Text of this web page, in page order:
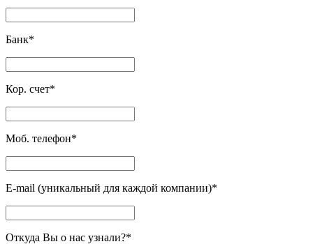
Банк*
Кор. счет*
Моб. телефон*
E-mail (уникальный для каждой компании)*
Откуда Вы о нас узнали?*